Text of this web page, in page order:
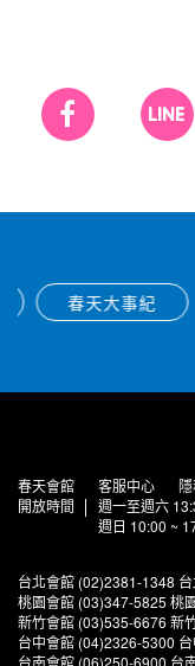
春天大事紀
春天會館 客服中心
開放時間
週一至週六
週日 10:00 ~
台北會館 (02)2381-1348
桃園會館 (03)347-5825 桃
新竹會館 (03)535-6676 新
台中會館 (04)2326-5300
台南會館 (06)250-6900 台